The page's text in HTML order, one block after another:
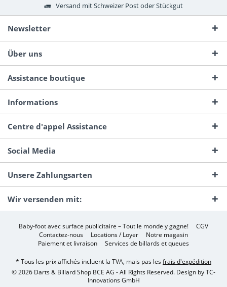
Versand mit Schweizer Post oder Stückgut
Newsletter
Über uns
Assistance boutique
Informations
Centre d'appel Assistance
Social Media
Unsere Zahlungsarten
Wir versenden mit:
Baby-foot avec surface publicitaire – Tout le monde y gagne!
CGV
Contactez-nous
Locations / Loyer
Notre magasin
Paiement et livraison
Services de billards et queues
* Tous les prix affichés incluent la TVA, mais pas lesfrais d'expédition
© 2026 Darts & Billard Shop BCE AG - All Rights Reserved. Design byTC-
Innovations GmbH